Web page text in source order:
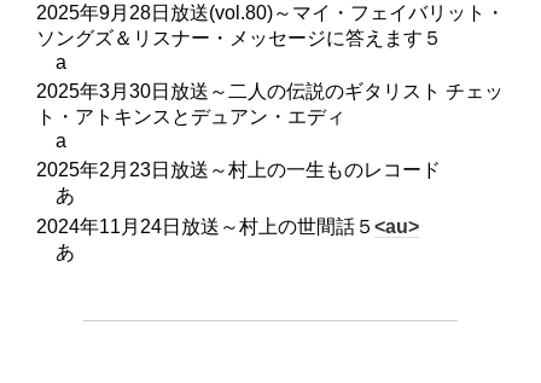
2025年9月28日放送(vol.80)～マイ・フェイバリット・
ソングズ＆リスナー・メッセージに答えます５
a
2025年3月30日放送～二人の伝説のギタリスト チェッ
ト・アトキンスとデュアン・エディ
a
2025年2月23日放送～村上の一生ものレコード
あ
2024年11月24日放送～村上の世間話５ <au>
あ